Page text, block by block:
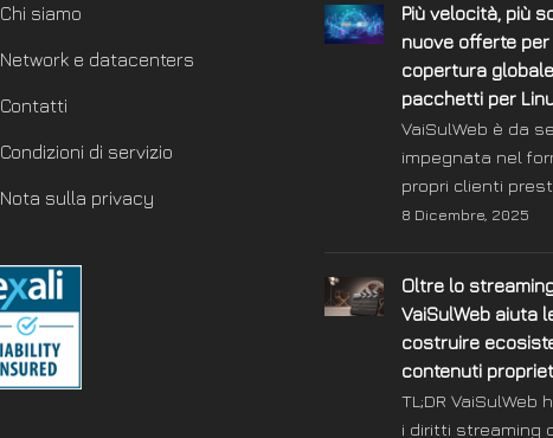
Chi siamo
Network e datacenters
Contatti
Condizioni di servizio
Nota sulla privacy
Più velocità, più
nuove offerte per
copertura
pacchetti per
VaiSulWeb è da
impegnata nel
propri clienti
8 Dicembre, 2025
Oltre lo
VaiSulWeb aiuta
costruire
contenuti
TL;DR VaiSulWeb
i diritti streaming